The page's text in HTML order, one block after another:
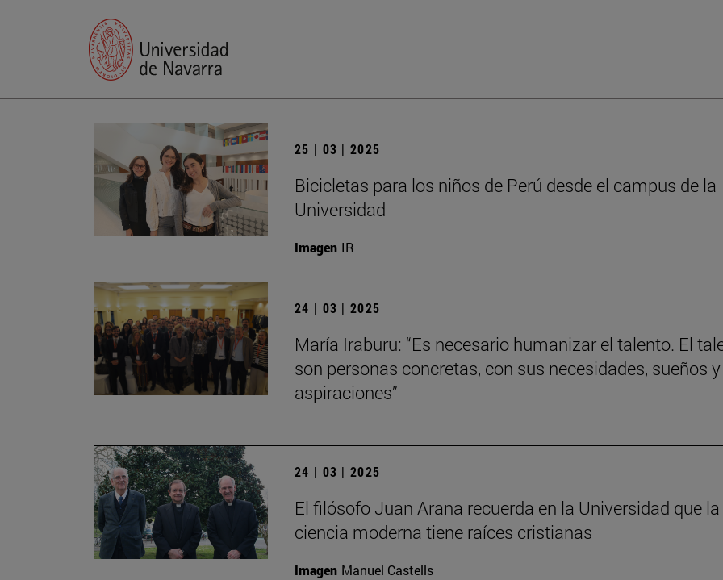
25 | 03 | 2025
Bicicletas para los niños de Perú desde el campus de la
Universidad
Imagen IR
24 | 03 | 2025
María Iraburu: “Es necesario humanizar el talento. El
son personas concretas, con sus necesidades, sueños y
aspiraciones”
24 | 03 | 2025
El filósofo Juan Arana recuerda en la Universidad que la
ciencia moderna tiene raíces cristianas
Imagen Manuel Castells